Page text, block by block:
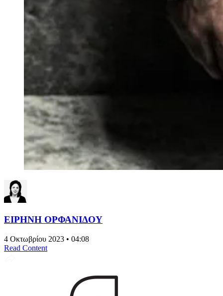
ΕΙΡΗΝΗ ΟΡΦΑΝΙΔΟΥ
4 Οκτωβρίου 2023 • 04:08
Read Content